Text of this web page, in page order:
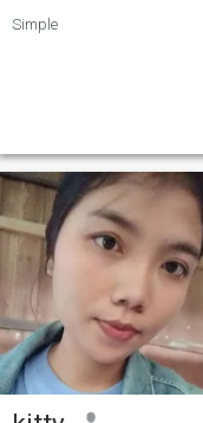
Simple